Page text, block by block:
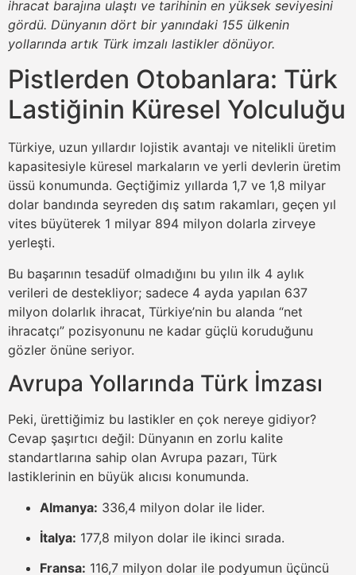
ihracat barajına ulaştı ve tarihinin en yüksek seviyesini
gördü. Dünyanın dört bir yanındaki 155 ülkenin
yollarında artık Türk imzalı lastikler dönüyor.
Pistlerden Otobanlara: Türk
Lastiğinin Küresel Yolculuğu
Türkiye, uzun yıllardır lojistik avantajı ve nitelikli üretim
kapasitesiyle küresel markaların ve yerli devlerin üretim
üssü konumunda. Geçtiğimiz yıllarda 1,7 ve 1,8 milyar
dolar bandında seyreden dış satım rakamları, geçen yıl
vites büyüterek 1 milyar 894 milyon dolarla zirveye
yerleşti.
Bu başarının tesadüf olmadığını bu yılın ilk 4 aylık
verileri de destekliyor; sadece 4 ayda yapılan 637
milyon dolarlık ihracat, Türkiye’nin bu alanda “net
ihracatçı” pozisyonunu ne kadar güçlü koruduğunu
gözler önüne seriyor.
Avrupa Yollarında Türk İmzası
Peki, ürettiğimiz bu lastikler en çok nereye gidiyor?
Cevap şaşırtıcı değil: Dünyanın en zorlu kalite
standartlarına sahip olan Avrupa pazarı, Türk
lastiklerinin en büyük alıcısı konumunda.
Almanya: 336,4 milyon dolar ile lider.
İtalya: 177,8 milyon dolar ile ikinci sırada.
Fransa: 116,7 milyon dolar ile podyumun üçüncü